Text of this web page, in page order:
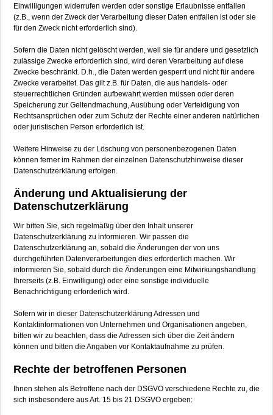
Einwilligungen widerrufen werden oder sonstige Erlaubnisse entfallen
(z.B., wenn der Zweck der Verarbeitung dieser Daten entfallen ist oder sie
für den Zweck nicht erforderlich sind).
Sofern die Daten nicht gelöscht werden, weil sie für andere und gesetzlich
zulässige Zwecke erforderlich sind, wird deren Verarbeitung auf diese
Zwecke beschränkt. D.h., die Daten werden gesperrt und nicht für andere
Zwecke verarbeitet. Das gilt z.B. für Daten, die aus handels- oder
steuerrechtlichen Gründen aufbewahrt werden müssen oder deren
Speicherung zur Geltendmachung, Ausübung oder Verteidigung von
Rechtsansprüchen oder zum Schutz der Rechte einer anderen natürlichen
oder juristischen Person erforderlich ist.
Weitere Hinweise zu der Löschung von personenbezogenen Daten
können ferner im Rahmen der einzelnen Datenschutzhinweise dieser
Datenschutzerklärung erfolgen.
Änderung und Aktualisierung der
Datenschutzerklärung
Wir bitten Sie, sich regelmäßig über den Inhalt unserer
Datenschutzerklärung zu informieren. Wir passen die
Datenschutzerklärung an, sobald die Änderungen der von uns
durchgeführten Datenverarbeitungen dies erforderlich machen. Wir
informieren Sie, sobald durch die Änderungen eine Mitwirkungshandlung
Ihrerseits (z.B. Einwilligung) oder eine sonstige individuelle
Benachrichtigung erforderlich wird.
Sofern wir in dieser Datenschutzerklärung Adressen und
Kontaktinformationen von Unternehmen und Organisationen angeben,
bitten wir zu beachten, dass die Adressen sich über die Zeit ändern
können und bitten die Angaben vor Kontaktaufnahme zu prüfen.
Rechte der betroffenen Personen
Ihnen stehen als Betroffene nach der DSGVO verschiedene Rechte zu, die
sich insbesondere aus Art. 15 bis 21 DSGVO ergeben: